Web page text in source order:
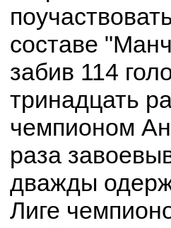
составе
забив 114
тринадцать
чемпионом
раза
дважды
Лиге